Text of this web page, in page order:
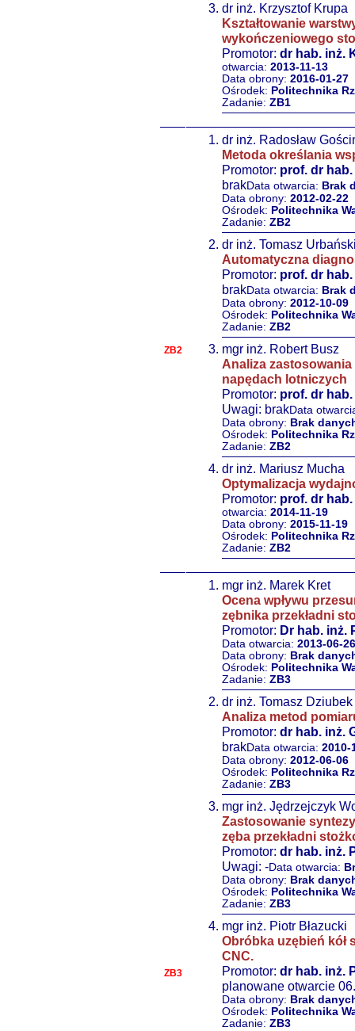
dr inż. Krzysztof Krupa
Kształtowanie
wykończeniowego
Promotor: dr hab. inż.
otwarcia: 2013-11-13
Data obrony: 2016-01-27
Ośrodek: Politechnika
Zadanie: ZB1
ZB2
dr inż. Radosław
Metoda określania
Promotor: prof. dr
brakData otwarcia: Brak
Data obrony: 2012-02-22
Ośrodek: Politechnika
Zadanie: ZB2
dr inż. Tomasz
Automatyczna
Promotor: prof. dr
brakData otwarcia: Brak
Data obrony: 2012-10-09
Ośrodek: Politechnika
Zadanie: ZB2
mgr inż. Robert Busz
Analiza
napędach lotniczych
Promotor: prof. dr
Uwagi: brakData
Data obrony: Brak
Ośrodek: Politechnika
Zadanie: ZB2
dr inż. Mariusz Mucha
Optymalizacja
Promotor: prof. dr
otwarcia: 2014-11-19
Data obrony: 2015-11-19
Ośrodek: Politechnika
Zadanie: ZB2
ZB3
mgr inż. Marek Kret
Ocena wpływu
zębnika przekładni
Promotor: Dr hab. inż.
Data otwarcia: 2013-06-26
Data obrony: Brak
Ośrodek: Politechnika
Zadanie: ZB3
dr inż. Tomasz Dziubek
Analiza metod
Promotor: dr hab. inż.
brakData otwarcia: 2010-
Data obrony: 2012-06-06
Ośrodek: Politechnika
Zadanie: ZB3
mgr inż. Jędrzejczyk
Zastosowanie
zęba przekładni
Promotor: dr hab. inż.
Uwagi: -Data otwarcia:
Data obrony: Brak
Ośrodek: Politechnika
Zadanie: ZB3
mgr inż. Piotr Błazucki
Obróbka uzębień kół
CNC.
Promotor: dr hab. inż.
planowane otwarcie
Data obrony: Brak
Ośrodek: Politechnika
Zadanie: ZB3